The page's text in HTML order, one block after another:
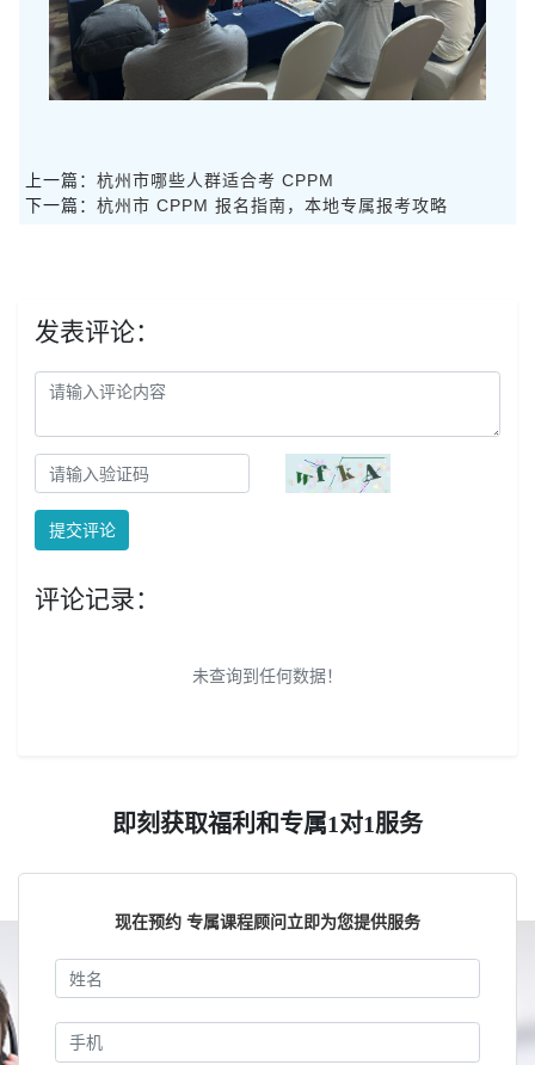
上一篇： 杭州市哪些人群适合考 CPPM
下一篇： 杭州市 CPPM 报名指南，本地专属报考攻略
发表评论：
提交评论
评论记录：
未查询到任何数据！
即刻获取福利和专属1对1服务
现在预约 专属课程顾问立即为您提供服务